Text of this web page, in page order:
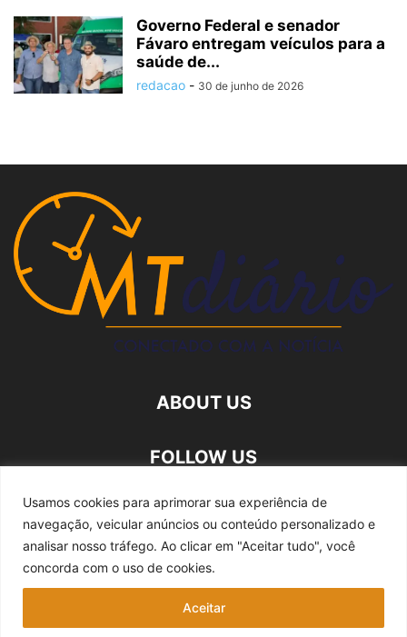
Usamos cookies para aprimorar sua experiência de
navegação, veicular anúncios ou conteúdo personalizado e
analisar nosso tráfego. Ao clicar em "Aceitar tudo", você
concorda com o uso de cookies.
Aceitar
Governo Federal e senador
Fávaro entregam veículos para a
saúde de...
redacao - 30 de junho de 2026
ABOUT US
FOLLOW US
Quem somos Expediente Fale Conosco